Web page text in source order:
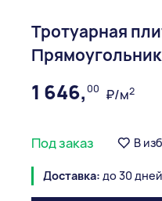
Тротуарная
1 646,00 ₽/м2
Под заказ В
Доставка: до 30 дней